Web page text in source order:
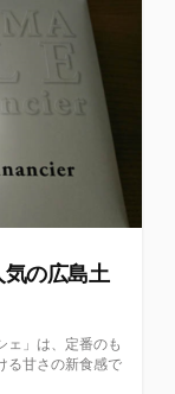
の広島土
ェ」は、定番のも
る甘さの新食感で